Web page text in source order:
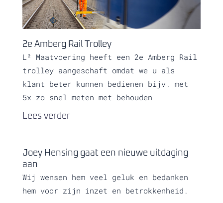
2e Amberg Rail Trolley
L² Maatvoering heeft een 2e Amberg Rail
trolley aangeschaft omdat we u als
klant beter kunnen bedienen bijv. met
5x zo snel meten met behouden
Lees verder
Joey Hensing gaat een nieuwe uitdaging
aan
Wij wensen hem veel geluk en bedanken
hem voor zijn inzet en betrokkenheid.